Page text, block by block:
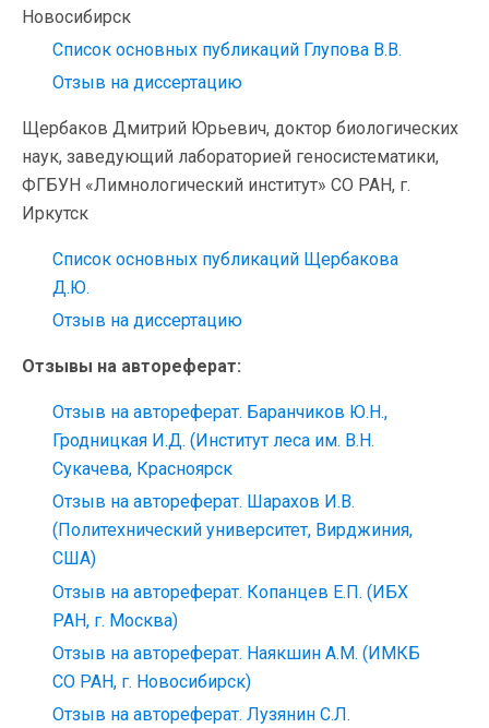
Новосибирск
Список основных публикаций Глупова В.В.
Отзыв на диссертацию
Щербаков Дмитрий Юрьевич, доктор биологических
наук, заведующий лабораторией геносистематики,
ФГБУН «Лимнологический институт» СО РАН, г.
Иркутск
Список основных публикаций Щербакова
Д.Ю.
Отзыв на диссертацию
Отзывы на автореферат:
Отзыв на автореферат. Баранчиков Ю.Н.,
Гродницкая И.Д. (Институт леса им. В.Н.
Сукачева, Красноярск
Отзыв на автореферат. Шарахов И.В.
(Политехнический университет, Вирджиния,
США)
Отзыв на автореферат. Копанцев Е.П. (ИБХ
РАН, г. Москва)
Отзыв на автореферат. Наякшин А.М. (ИМКБ
СО РАН, г. Новосибирск)
Отзыв на автореферат. Лузянин С.Л.